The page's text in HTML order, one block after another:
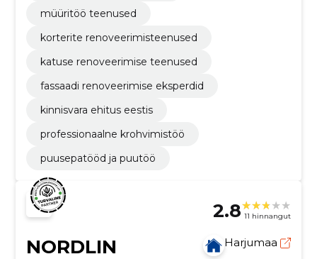
müüritöö teenused
korterite renoveerimisteenused
katuse renoveerimise teenused
fassaadi renoveerimise eksperdid
kinnisvara ehitus eestis
professionaalne krohvimistöö
puusepatööd ja puutöö
2.8 11 hinnangut
NORDLIN
Harjumaa